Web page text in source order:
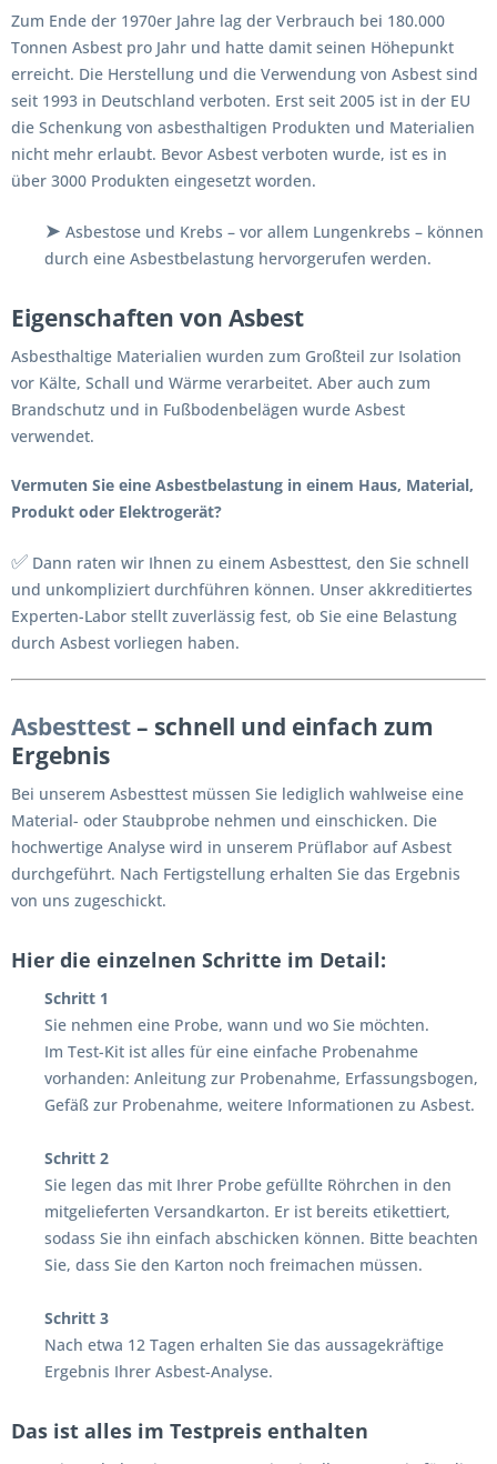
Zum Ende der 1970er Jahre lag der Verbrauch bei 180.000
Tonnen Asbest pro Jahr und hatte damit seinen Höhepunkt
erreicht. Die Herstellung und die Verwendung von Asbest sind
seit 1993 in Deutschland verboten. Erst seit 2005 ist in der EU
die Schenkung von asbesthaltigen Produkten und Materialien
nicht mehr erlaubt. Bevor Asbest verboten wurde, ist es in
über 3000 Produkten eingesetzt worden.
➤ Asbestose und Krebs – vor allem Lungenkrebs – können
durch eine Asbestbelastung hervorgerufen werden.
Eigenschaften von Asbest
Asbesthaltige Materialien wurden zum Großteil zur Isolation
vor Kälte, Schall und Wärme verarbeitet. Aber auch zum
Brandschutz und in Fußbodenbelägen wurde Asbest
verwendet.
Vermuten Sie eine Asbestbelastung in einem Haus, Material,
Produkt oder Elektrogerät?
✅ Dann raten wir Ihnen zu einem Asbesttest, den Sie schnell
und unkompliziert durchführen können. Unser akkreditiertes
Experten-Labor stellt zuverlässig fest, ob Sie eine Belastung
durch Asbest vorliegen haben.
Asbesttest– schnell und einfach zum
Ergebnis
Bei unserem Asbesttest müssen Sie lediglich wahlweise eine
Material- oder Staubprobe nehmen und einschicken. Die
hochwertige Analyse wird in unserem Prüflabor auf Asbest
durchgeführt. Nach Fertigstellung erhalten Sie das Ergebnis
von uns zugeschickt.
Hier die einzelnen Schritte im Detail:
Schritt 1
Sie nehmen eine Probe, wann und wo Sie möchten.
Im Test-Kit ist alles für eine einfache Probenahme
vorhanden: Anleitung zur Probenahme, Erfassungsbogen,
Gefäß zur Probenahme, weitere Informationen zu Asbest.
Schritt 2
Sie legen das mit Ihrer Probe gefüllte Röhrchen in den
mitgelieferten Versandkarton. Er ist bereits etikettiert,
sodass Sie ihn einfach abschicken können. Bitte beachten
Sie, dass Sie den Karton noch freimachen müssen.
Schritt 3
Nach etwa 12 Tagen erhalten Sie das aussagekräftige
Ergebnis Ihrer Asbest-Analyse.
Das ist alles im Testpreis enthalten